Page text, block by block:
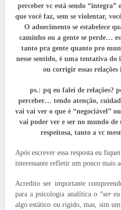
perceber vc está sendo
que você faz, sem se violentar,
O adoecimento se estabelece
caminho ou a gente se perde…
tanto pra gente quanto pro
nesse sentido, é uma tentativa do
ou corrigir essas
ps.: pq eu falei de relações?
perceber… tendo atenção,
vai vai ver o que é “negociável”
vai poder ver e ser no mundo
respeitosa, tanto a vc
Após escrever essa resposta eu
interessante refletir um pouco mais
Acredito ser importante
para a psicologia analítica o “ser
algo estático ou rígido, mas, sim um